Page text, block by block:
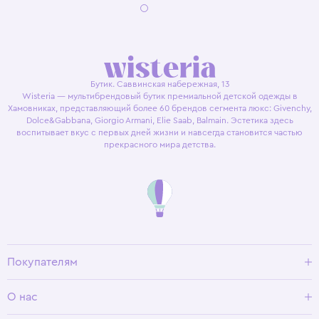
Бутик. Саввинская набережная, 13
Wisteria — мультибрендовый бутик премиальной детской одежды в
Хамовниках, представляющий более 60 брендов сегмента люкс: Givenchy,
Dolce&Gabbana, Giorgio Armani, Elie Saab, Balmain. Эстетика здесь
воспитывает вкус с первых дней жизни и навсегда становится частью
прекрасного мира детства.
Покупателям
Условия возврата
О нас